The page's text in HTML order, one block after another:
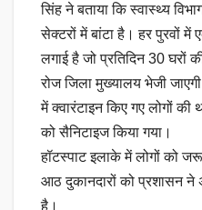
सिंह ने बताया कि स्वास्थ्य
सेक्टरों में बांटा है। हर पुरवों में
लगाई है जो प्रतिदिन 30 घरों
रोज जिला मुख्यालय भेजी
में क्वारंटाइन किए गए लोगों
को सैनिटाइज किया गया।
हॉटस्पाट इलाके में लोगों को
आठ दुकानदारों को प्रशासन ने
है।